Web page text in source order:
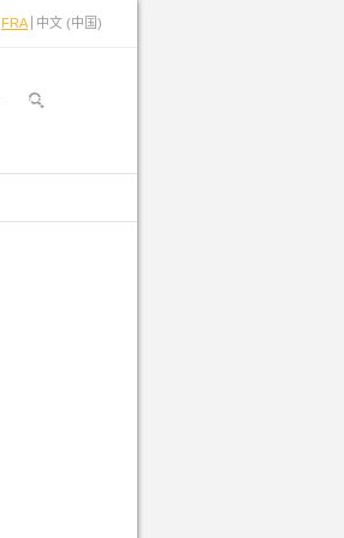
FRA 中文 (中国)